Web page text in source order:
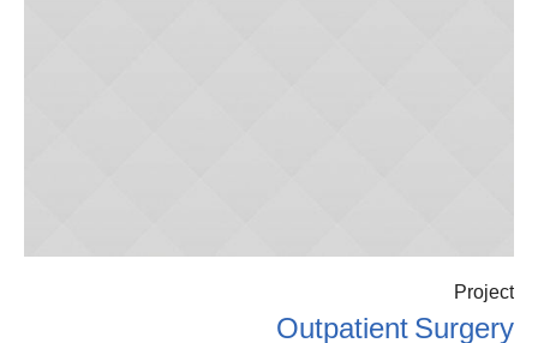
Project
Outpatient Surgery